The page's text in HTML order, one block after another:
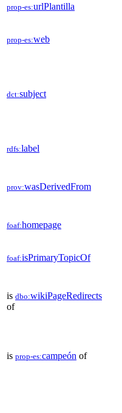
prop-es:urlPlantilla
prop-es:web
dct:subject
rdfs:label
prov:wasDerivedFrom
foaf:homepage
foaf:isPrimaryTopicOf
is dbo:wikiPageRedirects
of
is prop-es:campeón of